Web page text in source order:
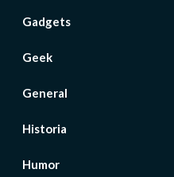
Gadgets
Geek
General
Historia
Humor